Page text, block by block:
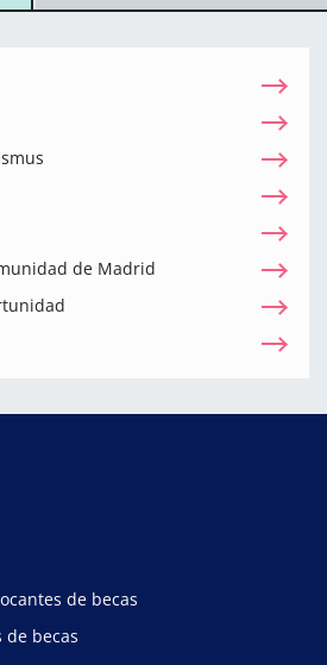
de Madrid
de becas
becas